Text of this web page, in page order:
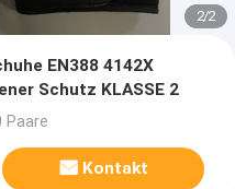
2/2
EN388 4142X
Schutz KLASSE 2
Paare
Kontakt